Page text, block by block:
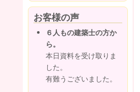
お客様の声
６人もの建築士の方か
ら。
本日資料を受け取りま
した。
有難うございました。